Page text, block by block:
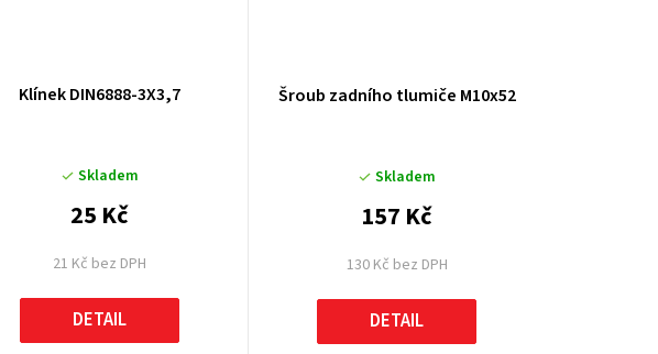
Klínek DIN6888-3X3,7
Skladem
21 Kč bez DPH
25 Kč
DETAIL
Šroub zadního tlumiče M10x52
Skladem
130 Kč bez DPH
157 Kč
DETAIL